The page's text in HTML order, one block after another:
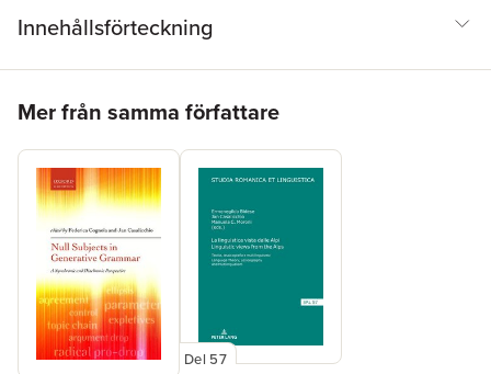
Innehållsförteckning
Mer från samma författare
Del 57